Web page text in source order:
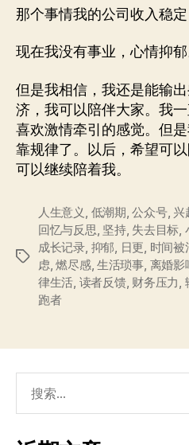
那个事情我的公司收入稳定
现在我没有事业，心情抑郁
但是我相信，我还是能输
济，我可以陪伴大家。我
喜欢激情牵引的感觉。但
靠规律了。以后，希望可
可以继续陪着我。
标
人生意义 , 低潮期,公众号, 兴
回忆与反思, 坚持, 失去目标,
成长记录, 抑郁, 日更, 时间被
虑,燃尽感, 生活琐事, 离婚影
律生活, 读者反馈, 财务压力,
跑者
索：